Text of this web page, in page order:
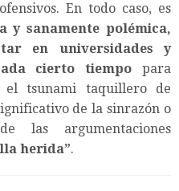
En todo caso, es
y sanamente polémica,
en universidades y
cierto tiempo para
el tsunami taquillero de
de la sinrazón o
las argumentaciones
herida”.